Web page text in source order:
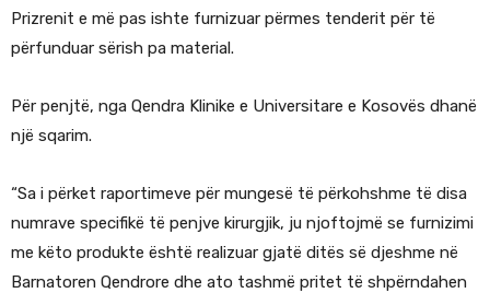
Prizrenit e më pas ishte furnizuar përmes tenderit për të
përfunduar sërish pa material.
Për penjtë, nga Qendra Klinike e Universitare e Kosovës dhanë
një sqarim.
“Sa i përket raportimeve për mungesë të përkohshme të disa
numrave specifikë të penjve kirurgjik, ju njoftojmë se furnizimi
me këto produkte është realizuar gjatë ditës së djeshme në
Barnatoren Qendrore dhe ato tashmë pritet të shpërndahen